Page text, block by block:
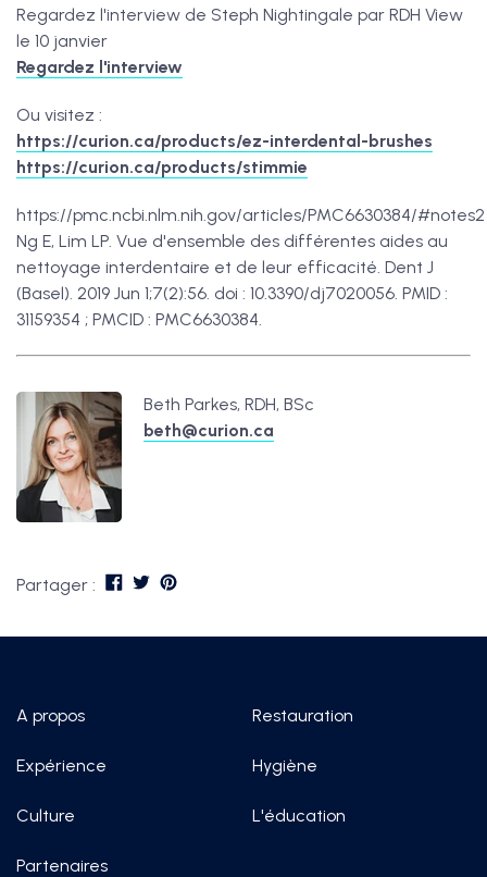
Regardez l'interview de Steph Nightingale par RDH View
le 10 janvier
Regardez l'interview
Ou visitez :
https://curion.ca/products/ez-interdental-brushes
https://curion.ca/products/stimmie
https://pmc.ncbi.nlm.nih.gov/articles/PMC6630384/#notes2
Ng E, Lim LP. Vue d'ensemble des différentes aides au
nettoyage interdentaire et de leur efficacité. Dent J
(Basel). 2019 Jun 1;7(2):56. doi : 10.3390/dj7020056. PMID :
31159354 ; PMCID : PMC6630384.
Beth Parkes, RDH, BSc
beth@curion.ca
Partager :
A propos
Expérience
Culture
Partenaires
Restauration
Hygiène
L'éducation